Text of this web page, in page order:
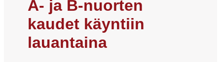
A- ja B-nuorten
kaudet käyntiin
lauantaina